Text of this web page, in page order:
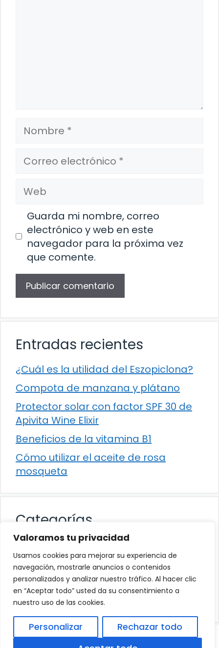
Valoramos tu privacidad
Usamos cookies para mejorar su experiencia de
navegación, mostrarle anuncios o contenidos
personalizados y analizar nuestro tráfico. Al hacer clic
en “Aceptar todo” usted da su consentimiento a
nuestro uso de las cookies.
Personalizar
Rechazar todo
Nombre
Correo
electrónico
Web
Guarda mi nombre, correo
electrónico y web en este
navegador para la próxima vez
que comente.
Entradas recientes
¿Cuál es la utilidad del Eszopiclona?
Compota de manzana y plátano
Protector solar con factor SPF 30 de
Apivita Wine Elixir
Beneficios de la vitamina B1
Cómo utilizar el aceite de rosa
mosqueta
Categorías
Alimentación
Destacados
Hogar
Salud
Política de Privacidad Aviso Legal|